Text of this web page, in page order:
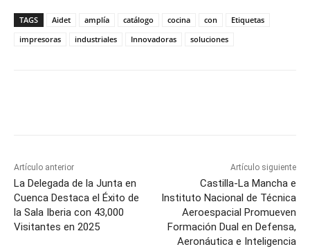
TAGS Aidet amplía catálogo cocina con
Etiquetas
impresoras
industriales Innovadoras soluciones
Artículo anterior
La Delegada de la Junta en
Cuenca Destaca el Éxito de
la Sala Iberia con 43,000
Visitantes en 2025
Artículo siguiente
Castilla-La Mancha e
Instituto Nacional de Técnica
Aeroespacial Promueven
Formación Dual en Defensa,
Aeronáutica e Inteligencia